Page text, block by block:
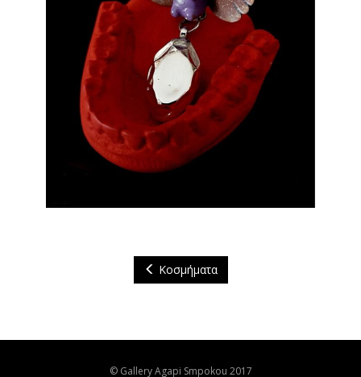
Κοσμήματα
© Gallery Agapi Smpokou 2017